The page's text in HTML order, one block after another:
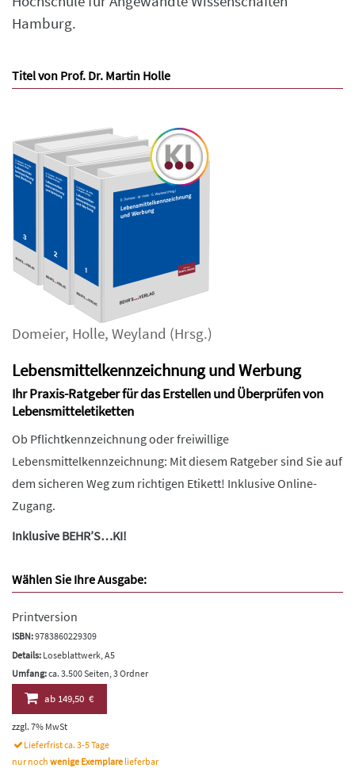
Hamburg.
Titel von Prof. Dr. Martin Holle
Domeier, Holle, Weyland (Hrsg.)
Lebensmittelkennzeichnung und Werbung
Ihr Praxis-Ratgeber für das Erstellen und Überprüfen von
Lebensmitteletiketten
Ob Pflichtkennzeichnung oder freiwillige
Lebensmittelkennzeichnung: Mit diesem Ratgeber sind Sie auf
dem sicheren Weg zum richtigen Etikett! Inklusive Online-
Zugang.
Inklusive BEHR’S…KI!
Wählen Sie Ihre Ausgabe:
Printversion
ISBN:9783860229309
Details: Loseblattwerk, A5
Umfang:ca. 3.500 Seiten, 3 Ordner
ab149,50 €
zzgl. 7% MwSt
Lieferfrist ca. 3-5 Tage
nur noch wenige Exemplare lieferbar